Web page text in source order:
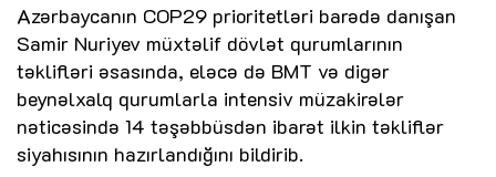
Azərbaycanın COP29 prioritetləri barədə danışan
Samir Nuriyev müxtəlif dövlət qurumlarının
təklifləri əsasında, eləcə də BMT və digər
beynəlxalq qurumlarla intensiv müzakirələr
nəticəsində 14 təşəbbüsdən ibarət ilkin təkliflər
siyahısının hazırlandığını bildirib.